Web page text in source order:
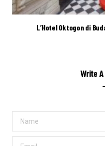
L’Hotel Oktogon di
Write